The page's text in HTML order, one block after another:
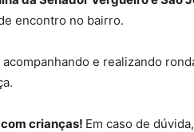
encontro no bairro.
e realizando
crianças! Em caso de